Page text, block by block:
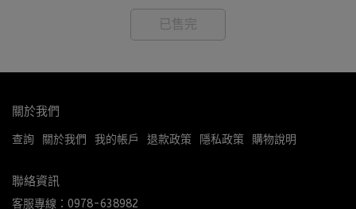
已售完
關於我們
查詢 關於我們 我的帳戶 退款政策 隱私政策 購物說明
聯絡資訊
客服專線：0978-638982